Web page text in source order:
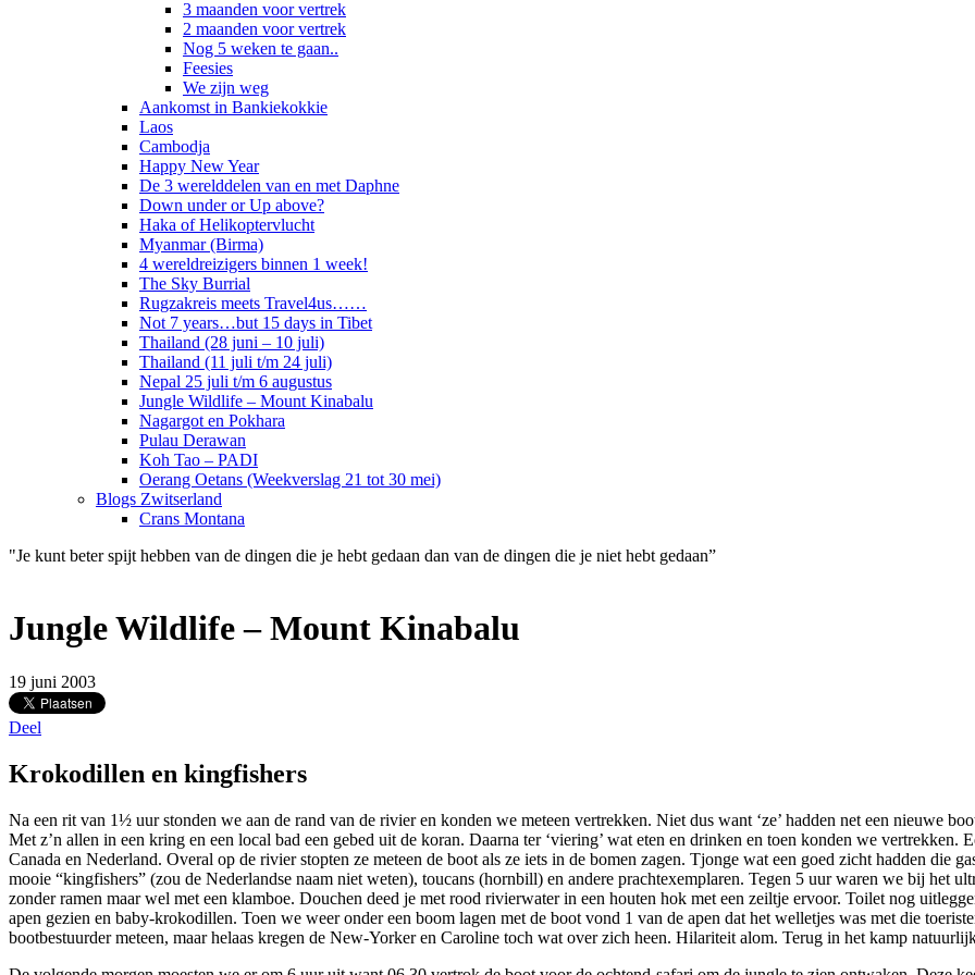
3 maanden voor vertrek
2 maanden voor vertrek
Nog 5 weken te gaan..
Feesies
We zijn weg
Aankomst in Bankiekokkie
Laos
Cambodja
Happy New Year
De 3 werelddelen van en met Daphne
Down under or Up above?
Haka of Helikoptervlucht
Myanmar (Birma)
4 wereldreizigers binnen 1 week!
The Sky Burrial
Rugzakreis meets Travel4us……
Not 7 years…but 15 days in Tibet
Thailand (28 juni – 10 juli)
Thailand (11 juli t/m 24 juli)
Nepal 25 juli t/m 6 augustus
Jungle Wildlife – Mount Kinabalu
Nagargot en Pokhara
Pulau Derawan
Koh Tao – PADI
Oerang Oetans (Weekverslag 21 tot 30 mei)
Blogs Zwitserland
Crans Montana
"Je kunt beter spijt hebben van de dingen die je hebt gedaan dan van de dingen die je niet hebt gedaan”
Jungle Wildlife – Mount Kinabalu
19 juni 2003
Deel
Krokodillen en kingfishers
Na een rit van 1½ uur stonden we aan de rand van de rivier en konden we meteen vertrekken. Niet dus want ‘ze’ hadden net een nieuwe
Met z’n allen in een kring en een local bad een gebed uit de koran. Daarna ter ‘viering’ wat eten en drinken en toen konden we
Canada en Nederland. Overal op de rivier stopten ze meteen de boot als ze iets in de bomen zagen. Tjonge wat een goed zicht hadden die
mooie “kingfishers” (zou de Nederlandse naam niet weten), toucans (hornbill) en andere prachtexemplaren. Tegen 5 uur waren we bij het
zonder ramen maar wel met een klamboe. Douchen deed je met rood rivierwater in een houten hok met een zeiltje ervoor. Toilet nog
apen gezien en baby-krokodillen. Toen we weer onder een boom lagen met de boot vond 1 van de apen dat het welletjes was met die
bootbestuurder meteen, maar helaas kregen de New-Yorker en Caroline toch wat over zich heen. Hilariteit alom. Terug in het kamp